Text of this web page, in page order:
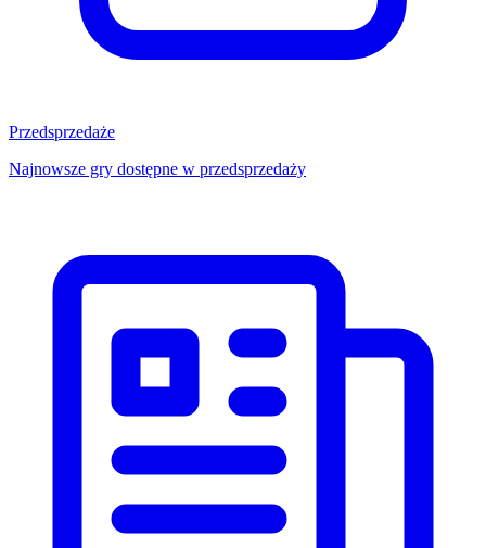
Przedsprzedaże
Najnowsze gry dostępne w przedsprzedaży